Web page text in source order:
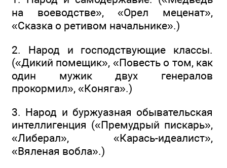
на воеводстве», «Орел меценат»,
«Сказка о ретивом начальнике».)
2. Народ и господствующие классы.
(«Дикий помещик», «Повесть о том, как
один мужик двух генералов
прокормил», «Коняга».)
3. Народ и буржуазная обывательская
интеллигенция («Премудрый пискарь»,
«Либерал», «Карась-идеалист»,
«Вяленая вобла».)